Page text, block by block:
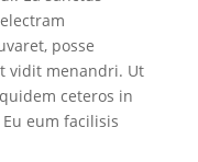
posse
vidit menandri. Ut
ceteros in
eum facilisis